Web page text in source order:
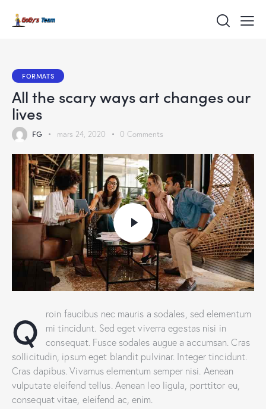
FORMATS
All the scary ways art changes our
lives
FG mars 24, 2020 0 Comments
Q
roin faucibus nec mauris a sodales, sed elementum
mi tincidunt. Sed eget viverra egestas nisi in
consequat. Fusce sodales augue a accumsan. Cras
sollicitudin, ipsum eget blandit pulvinar. Integer tincidunt.
Cras dapibus. Vivamus elementum semper nisi. Aenean
vulputate eleifend tellus. Aenean leo ligula, porttitor eu,
consequat vitae, eleifend ac, enim.